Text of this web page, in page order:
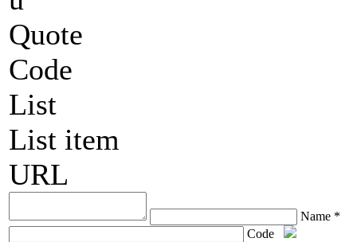
Quote
Code
List
List item
URL
Name *
Code